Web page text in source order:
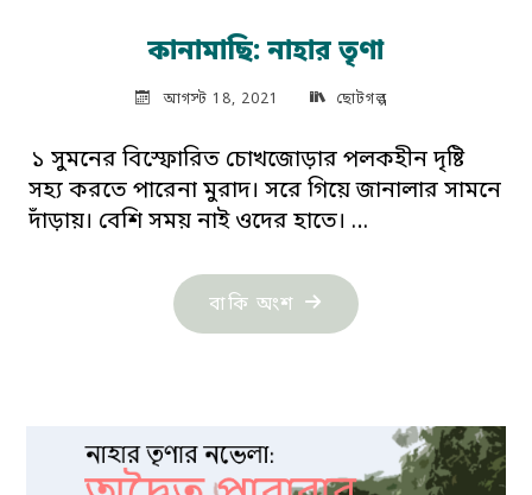
কানামাছি: নাহার তৃণা
আগস্ট 18, 2021 ছোটগল্প
১ সুমনের বিস্ফোরিত চোখজোড়ার পলকহীন দৃষ্টি
সহ্য করতে পারেনা মুরাদ। সরে গিয়ে জানালার সামনে
দাঁড়ায়। বেশি সময় নাই ওদের হাতে। …
বাকি অংশ "কানামাছি:
নাহার